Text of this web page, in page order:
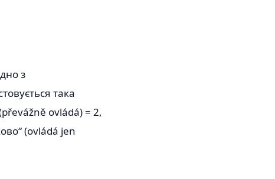
з
така
ovládá) = 2,
(ovládá jen